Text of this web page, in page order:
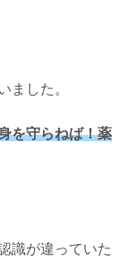
ました。
を守らねば！薬
識が違っていた